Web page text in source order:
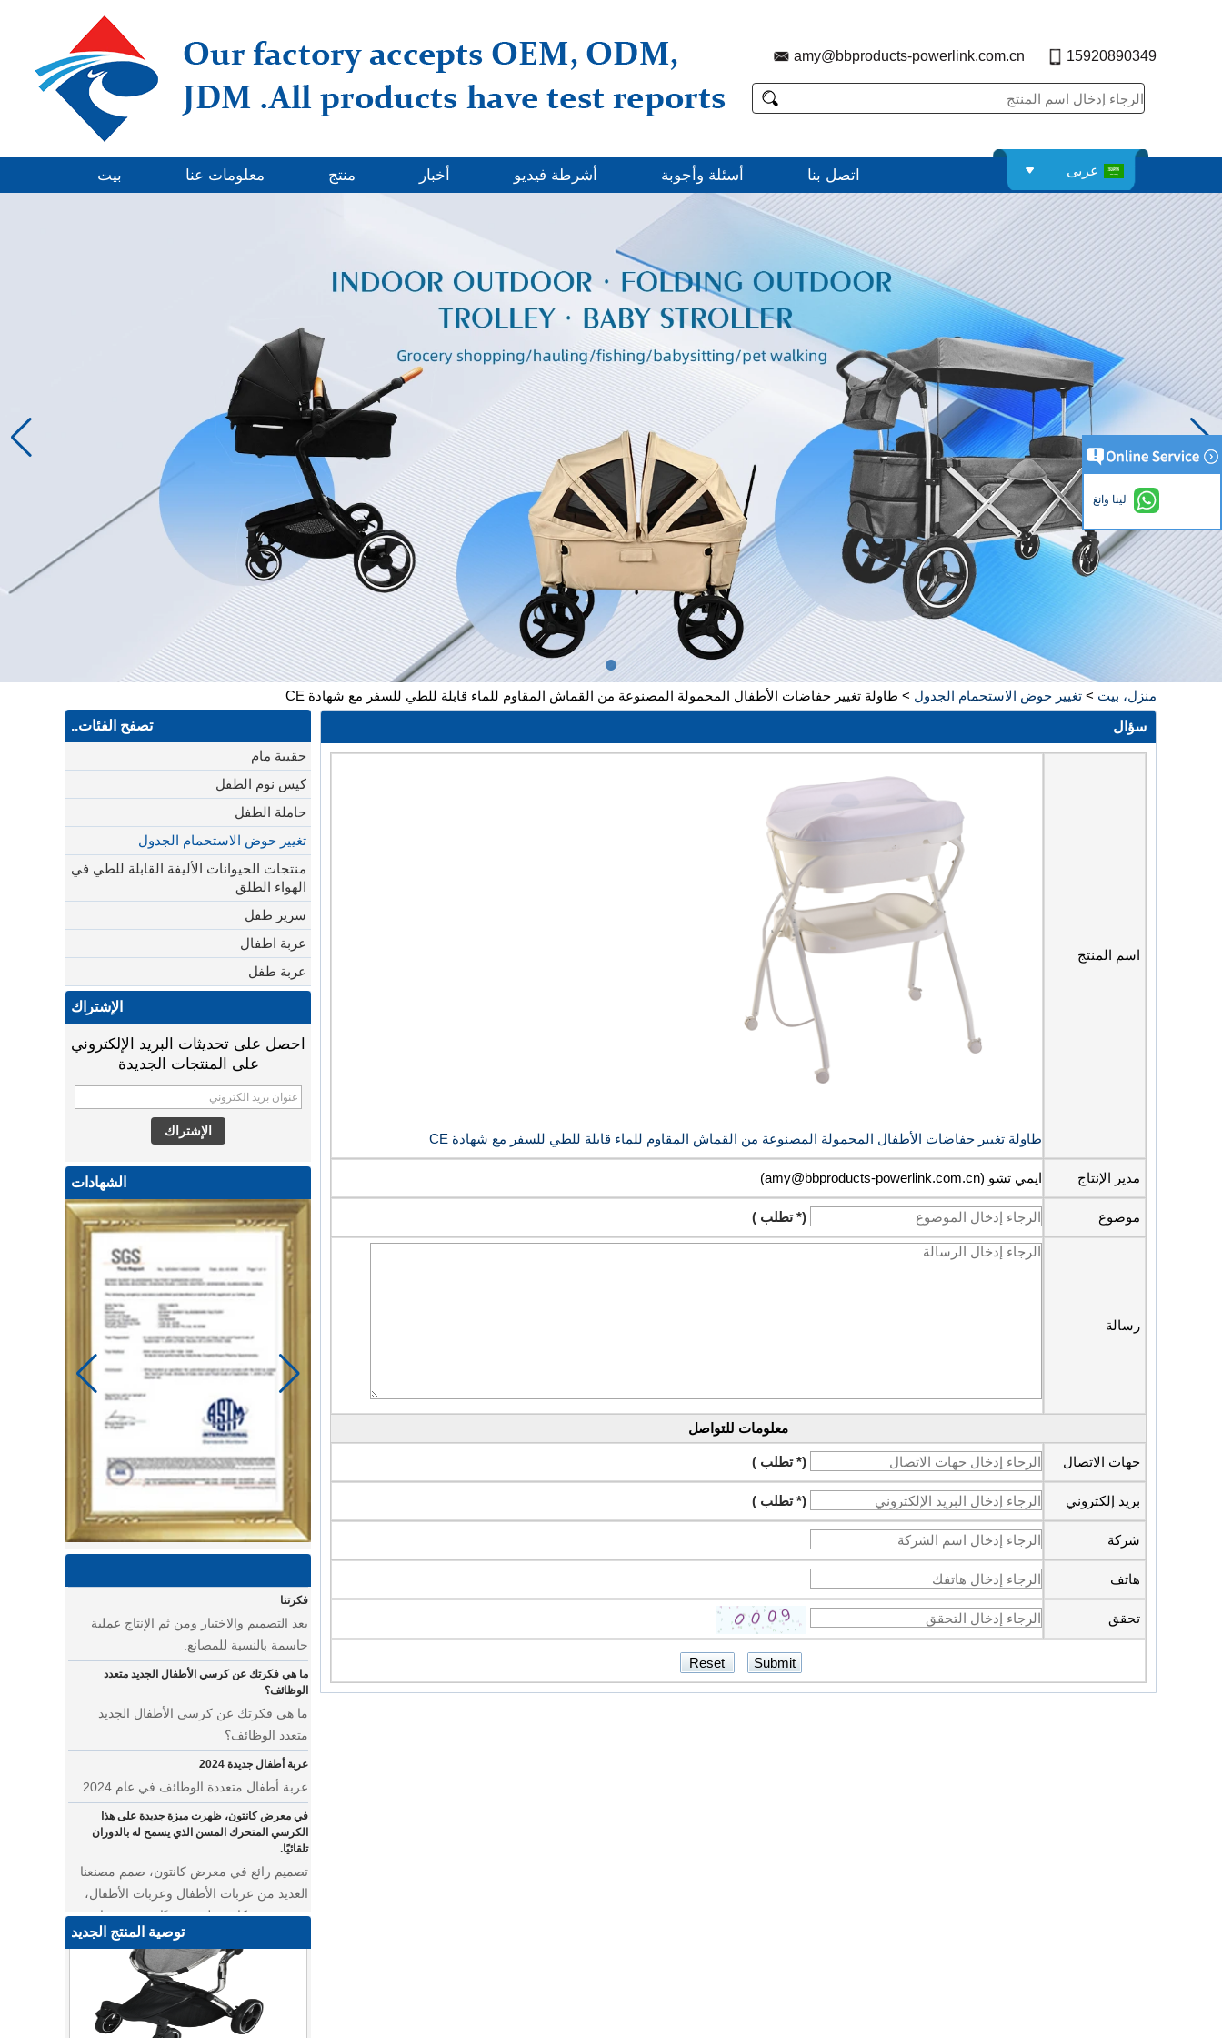
15920890349
amy@bbproducts-powerlink.com.cn
بيت معلومات عنا منتج أخبار أشرطة فيديو أسئلة وأجوبة اتصل بنا عربى
منزل، بيت > تغيير حوض الاستحمام الجدول > طاولة تغيير حفاضات الأطفال المحمولة المصنوعة من القماش المقاوم للماء قابلة للطي للسفر مع شهادة CE
تصفح الفئات..
حقيبة مام
كيس نوم الطفل
حاملة الطفل
تغيير حوض الاستحمام الجدول
منتجات الحيوانات الأليفة القابلة للطي في
الهواء الطلق
سرير طفل
عربة اطفال
عربة طفل
الإشتراك
احصل على تحديثات البريد الإلكتروني
على المنتجات الجديدة
الشهادات
يوم الخياط في مصنع باور لينك لمنتجات الأطفال
استخدام ماكينة الخياطة وغيرها من الأدوات
لصنع سلع رائعة للأطفال.
يوم في ورشة عمل تجميع عربة الأطفال
يوم في ورشة عمل تجميع عربة الأطفال
يعد التصميم والاختبار ومن ثم الإنتاج عملية
حاسمة بالنسبة للمصانع.
ما هي فكرتك عن كرسي الأطفال الجديد متعدد
الوظائف؟
ما هي فكرتك عن كرسي الأطفال الجديد
متعدد الوظائف؟
عربة أطفال جديدة 2024
عربة أطفال متعددة الوظائف في عام 2024
في معرض كانتون، ظهرت ميزة جديدة على هذا
الكرسي المتحرك المسن الذي يسمح له بالدوران
تلقائيًا.
تصميم رائع في معرض كانتون، صمم مصنعنا
العديد من عربات الأطفال وعربات الأطفال،
من معرض كانتون ليس بعيدًا عن مصنعنا.
أين يمكننا أن نذهب بأوشحة الأطفال على ظهورنا؟
عربة أطفال متعددة الوظائف للتوأم
• نقدم لك أحدث تصميماتنا - عربة أطفال
متعددة الوظائف تتميز بالأناقة والروعة. تتميز
عربة الحيوانات الأليفة هذه بمساحة مدمجة
توصية المنتج الجديد
سؤال
اسم المنتج
طاولة تغيير حفاضات الأطفال المحمولة المصنوعة من القماش المقاوم للماء قابلة للطي للسفر مع شهادة CE
مدير الإنتاج ايمي تشو (amy@bbproducts-powerlink.com.cn)
موضوع (* تطلب )
رسالة
معلومات للتواصل
جهات الاتصال (* تطلب )
بريد إلكتروني (* تطلب )
شركة
هاتف
تحقق
لينا وانغ